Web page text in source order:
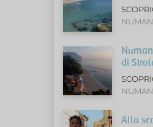
di
Alla